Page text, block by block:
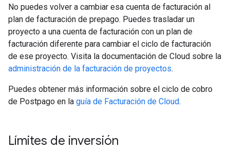
No puedes volver a cambiar esa cuenta de facturación al
plan de facturación de prepago. Puedes trasladar un
proyecto a una cuenta de facturación con un plan de
facturación diferente para cambiar el ciclo de facturación
de ese proyecto. Visita la documentación de Cloud sobre la
administración de la facturación de proyectos.
Puedes obtener más información sobre el ciclo de cobro
de Postpago en la guía de Facturación de Cloud.
Límites de inversión